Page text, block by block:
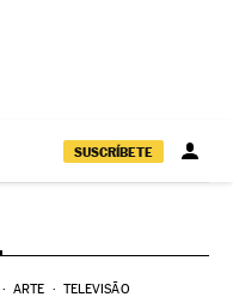
SUSCRÍBETE
ARTE TELEVISÃO